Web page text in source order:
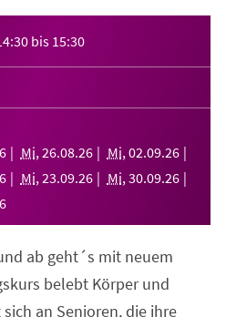
bis 15:30
Mi, 26.08.26 Mi, 02.09.26
Mi, 23.09.26 Mi, 30.09.26
ab geht´s mit neuem
belebt Körper und
an Senioren, die ihre